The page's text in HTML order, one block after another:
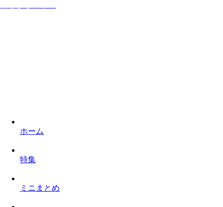
ホーム
特集
ミニまとめ